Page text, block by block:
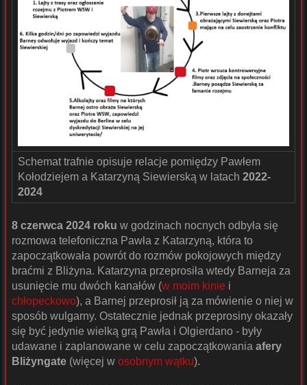
Schemat trafnie opisuje relacje pomiędzy Pawłem
Kołodziejem a Katarzyną Siewierską w latach 2022-
2024
8 czerwca 2024 roku w godzinach nocnych odbyła się
rozmowa telefoniczna Pawła z Katarzyną, która to
zapoczątkowała powrót do rozmów pokojowych między
braćmi z Bliżyna. Katarzyna przeprosiła wtedy Barneja za
usunięcie mu dwóch kanałów (w moim kinie i
chłopeckowo), a Barnej przeprosił ją za mówienie o niej w
sposób wulgarny. Ostatecznie jednak przeprosiny okazały
się być jedynie wielką grą Pawła i Olgierdano - były
udawane i zaplanowane w celu zapoczątkowania afery
Bliżyngate (więcej w osobnym wątku).